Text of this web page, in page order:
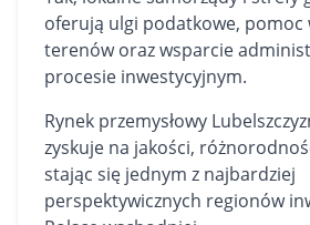
oferują ulgi podatkowe, pomoc
terenów oraz wsparcie
procesie inwestycyjnym.
Rynek przemysłowy
zyskuje na jakości,
stając się jednym z najbardziej
perspektywicznych regionów